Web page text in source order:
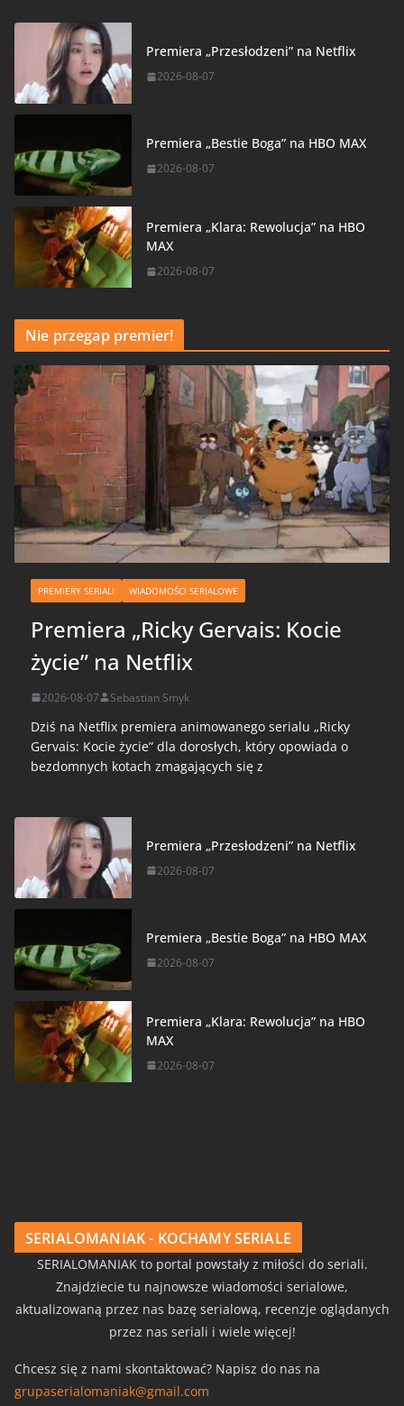
Premiera „Przesłodzeni” na Netflix
2026-08-07
Premiera „Bestie Boga” na HBO MAX
2026-08-07
Premiera „Klara: Rewolucja” na HBO
MAX
2026-08-07
Nie przegap premier!
PREMIERY SERIALI WIADOMOŚCI SERIALOWE
Premiera „Ricky Gervais: Kocie
życie” na Netflix
2026-08-07 Sebastian Smyk
Dziś na Netflix premiera animowanego serialu „Ricky
Gervais: Kocie życie” dla dorosłych, który opowiada o
bezdomnych kotach zmagających się z
Premiera „Przesłodzeni” na Netflix
2026-08-07
Premiera „Bestie Boga” na HBO MAX
2026-08-07
Premiera „Klara: Rewolucja” na HBO
MAX
2026-08-07
SERIALOMANIAK - KOCHAMY SERIALE
SERIALOMANIAK to portal powstały z miłości do seriali.
Znajdziecie tu najnowsze wiadomości serialowe,
aktualizowaną przez nas bazę serialową, recenzje oglądanych
przez nas seriali i wiele więcej!
Chcesz się z nami skontaktować? Napisz do nas na
grupaserialomaniak@gmail.com